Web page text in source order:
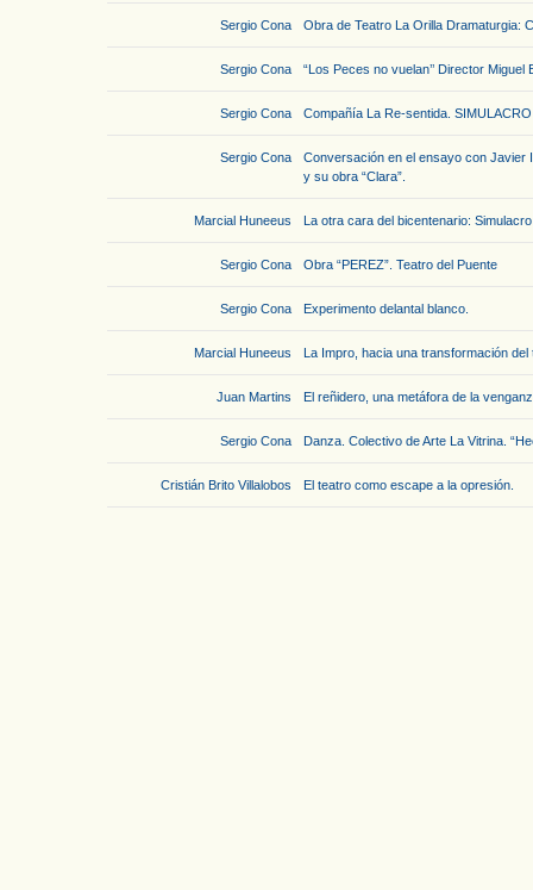
Sergio Cona Obra de Teatro La Orilla Dramaturgia:
Sergio Cona “Los Peces no vuelan’’ Director
Sergio Cona Compañía La Re-sentida.
Sergio Cona
Conversación en el ensayo con Javier
y su obra “Clara”.
Marcial Huneeus La otra cara del bicentenario:
Sergio Cona Obra “PEREZ”. Teatro del Puente
Sergio Cona Experimento delantal blanco.
Marcial Huneeus La Impro, hacia una transformación
Juan Martins El reñidero, una metáfora de la
Sergio Cona Danza. Colectivo de Arte La Vitrina.
Cristián Brito Villalobos El teatro como escape a la opresión.